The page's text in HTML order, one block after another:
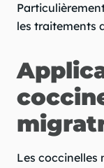
les traitements
Les coccinelles